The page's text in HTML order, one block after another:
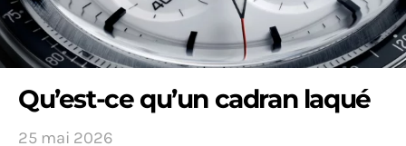
Qu’est-ce qu’un cadran laqué
25 mai 2026